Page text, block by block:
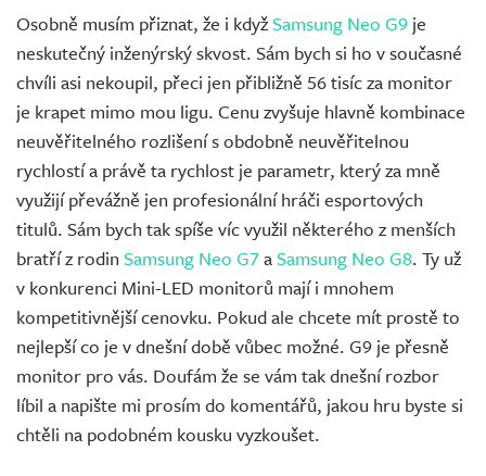
Osobně musím přiznat, že i kdyžSamsung Neo G9 je
neskutečný inženýrský skvost. Sám bych si ho v současné
chvíli asi nekoupil, přeci jen přibližně 56 tisíc za monitor
je krapet mimo mou ligu. Cenu zvyšuje hlavně kombinace
neuvěřitelného rozlišení s obdobně neuvěřitelnou
rychlostí a právě ta rychlost je parametr, který za mně
využijí převážně jen profesionální hráči esportových
titulů. Sám bych tak spíše víc využil některého z menších
bratří z rodin Samsung Neo G7aSamsung Neo G8. Ty už
v konkurenci Mini-LED monitorů mají i mnohem
kompetitivnější cenovku. Pokud ale chcete mít prostě to
nejlepší co je v dnešní době vůbec možné. G9 je přesně
monitor pro vás. Doufám že se vám tak dnešní rozbor
líbil a napište mi prosím do komentářů, jakou hru byste si
chtěli na podobném kousku vyzkoušet.